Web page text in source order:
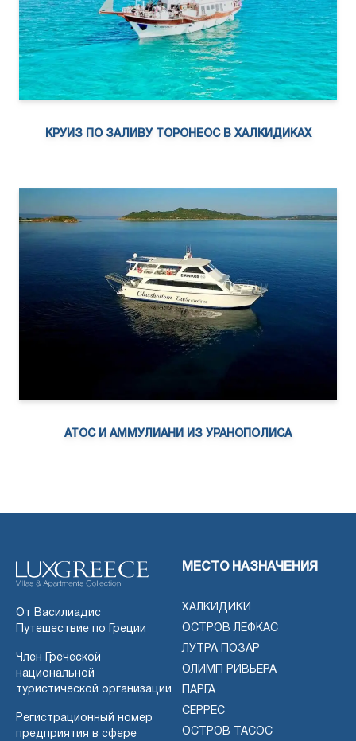
КРУИЗ ПО ЗАЛИВУ ТОРОНЕОС В ХАЛКИДИКАХ
АТОС И АММУЛИАНИ ИЗ УРАНОПОЛИСА
От Василиадис
Путешествие по Греции
Член Греческой
национальной
туристической организации
Регистрационный номер
предприятия в сфере
МЕСТО НАЗНАЧЕНИЯ
ХАЛКИДИКИ
ОСТРОВ ЛЕФКАС
ЛУТРА ПОЗАР
ОЛИМП РИВЬЕРА
ПАРГА
СЕРРЕС
ОСТРОВ ТАСОС